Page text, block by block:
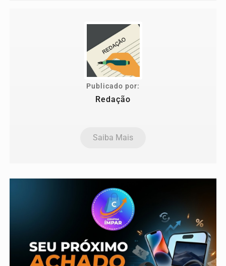
Publicado por:
Redação
Saiba Mais